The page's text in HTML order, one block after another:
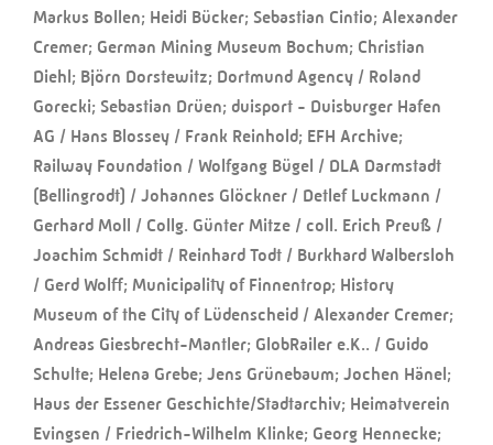
Markus Bollen; Heidi Bücker; Sebastian Cintio; Alexander
Cremer; German Mining Museum Bochum; Christian
Diehl; Björn Dorstewitz; Dortmund Agency / Roland
Gorecki; Sebastian Drüen; duisport - Duisburger Hafen
AG / Hans Blossey / Frank Reinhold; EFH Archive;
Railway Foundation / Wolfgang Bügel / DLA Darmstadt
(Bellingrodt) / Johannes Glöckner / Detlef Luckmann /
Gerhard Moll / Collg. Günter Mitze / coll. Erich Preuß /
Joachim Schmidt / Reinhard Todt / Burkhard Walbersloh
/ Gerd Wolff; Municipality of Finnentrop; History
Museum of the City of Lüdenscheid / Alexander Cremer;
Andreas Giesbrecht-Mantler; GlobRailer e.K.. / Guido
Schulte; Helena Grebe; Jens Grünebaum; Jochen Hänel;
Haus der Essener Geschichte/Stadtarchiv; Heimatverein
Evingsen / Friedrich-Wilhelm Klinke; Georg Hennecke;